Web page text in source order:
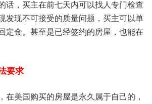
话，买主在前七天内可以找人专门检查
发现不可接受的质量问题，买主可以单
定金。甚至是已经签约的房屋，也能在
要求
在美国购买的房屋是永久属于自己的，